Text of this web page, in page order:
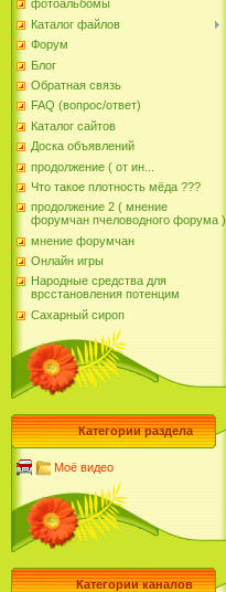
фотоальбомы
Каталог файлов
Форум
Блог
Обратная связь
FAQ (вопрос/ответ)
Каталог сайтов
Доска объявлений
продолжение ( от ин...
Что такое плотность мёда ???
продолжение 2 ( мнение
форумчан пчеловодного форума )
мнение форумчан
Онлайн игры
Народные средства для
врсстановления потенцим
Сахарный сироп
Категории раздела
Моё видео
Категории каналов